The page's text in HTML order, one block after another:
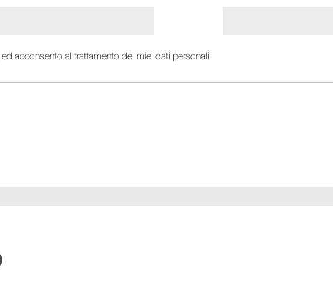
ed acconsento al trattamento dei miei dati personali